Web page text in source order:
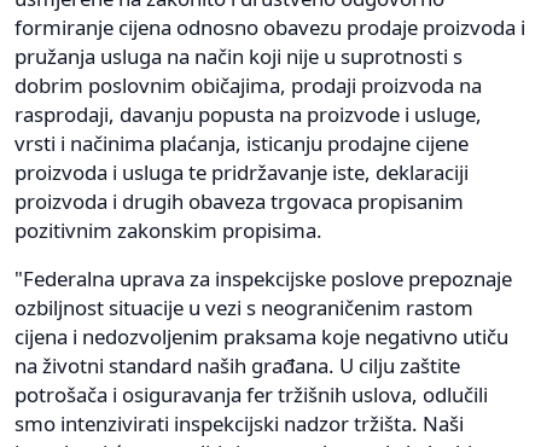
formiranje cijena odnosno obavezu prodaje proizvoda i
pružanja usluga na način koji nije u suprotnosti s
dobrim poslovnim običajima, prodaji proizvoda na
rasprodaji, davanju popusta na proizvode i usluge,
vrsti i načinima plaćanja, isticanju prodajne cijene
proizvoda i usluga te pridržavanje iste, deklaraciji
proizvoda i drugih obaveza trgovaca propisanim
pozitivnim zakonskim propisima.
"Federalna uprava za inspekcijske poslove prepoznaje
ozbiljnost situacije u vezi s neograničenim rastom
cijena i nedozvoljenim praksama koje negativno utiču
na životni standard naših građana. U cilju zaštite
potrošača i osiguravanja fer tržišnih uslova, odlučili
smo intenzivirati inspekcijski nadzor tržišta. Naši